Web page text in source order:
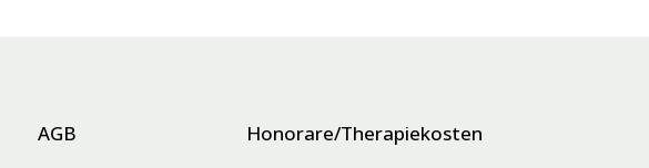
AGB Honorare/Therapiekosten